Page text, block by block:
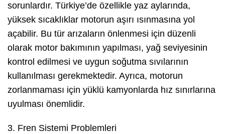
sorunlardır. Türkiye’de özellikle yaz aylarında,
yüksek sıcaklıklar motorun aşırı ısınmasına yol
açabilir. Bu tür arızaların önlenmesi için düzenli
olarak motor bakımının yapılması, yağ seviyesinin
kontrol edilmesi ve uygun soğutma sıvılarının
kullanılması gerekmektedir. Ayrıca, motorun
zorlanmaması için yüklü kamyonlarda hız sınırlarına
uyulması önemlidir.
3. Fren Sistemi Problemleri